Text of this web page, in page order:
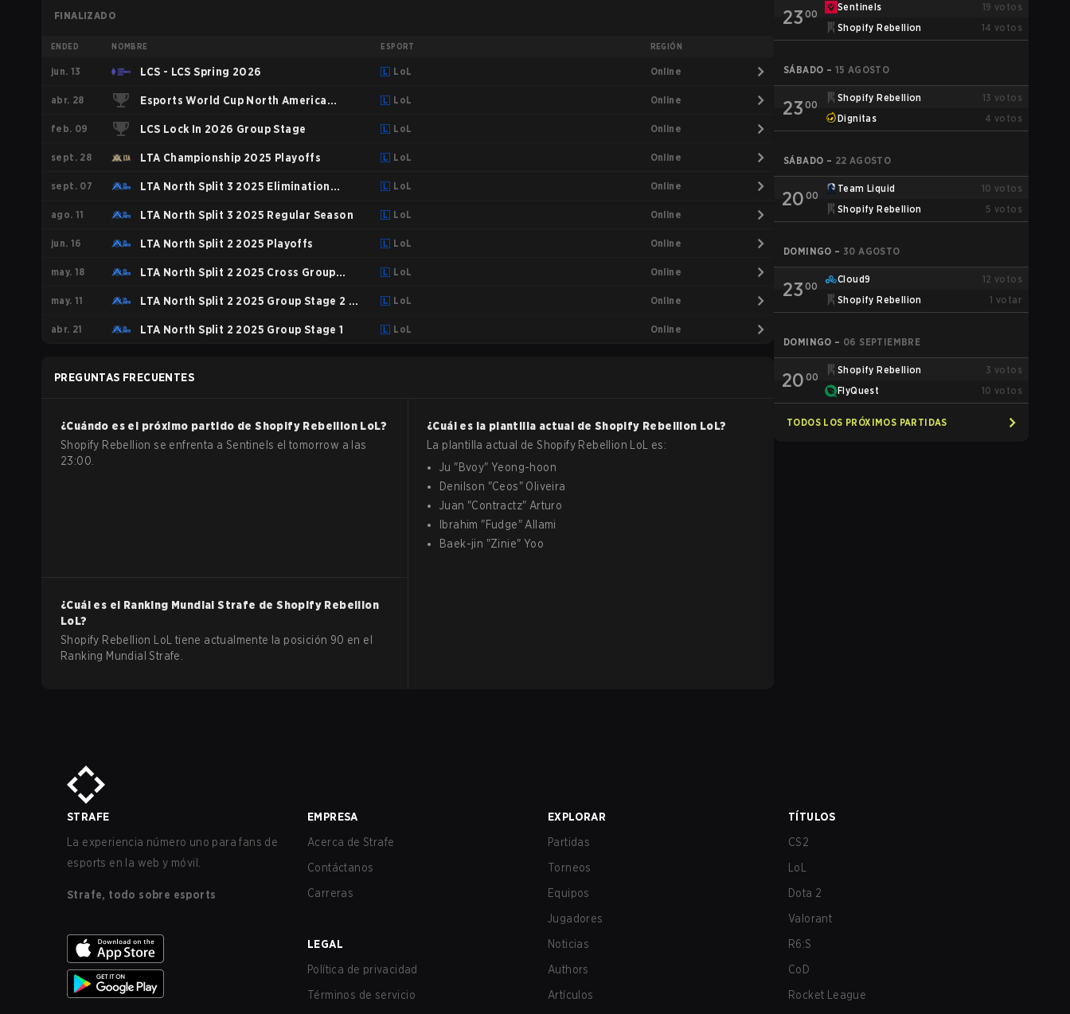
FINALIZADO
ENDED NOMBRE ESPORT REGIÓN
jun. 13 LCS - LCS Spring 2026 LoL Online
abr. 28 Esports World Cup North America
Qualifier
LoL Online
feb. 09 LCS Lock In 2026 Group Stage LoL Online
sept. 28 LTA Championship 2025 Playoffs LoL Online
sept. 07 LTA North Split 3 2025 Elimination
Phase
LoL Online
ago. 11 LTA North Split 3 2025 Regular Season LoL Online
jun. 16 LTA North Split 2 2025 Playoffs LoL Online
may. 18 LTA North Split 2 2025 Cross Group
Stage
LoL Online
may. 11 LTA North Split 2 2025 Group Stage 2 -
Group B
LoL Online
abr. 21 LTA North Split 2 2025 Group Stage 1 LoL Online
PREGUNTAS FRECUENTES
¿Cuándo es el próximo partido deShopify Rebellion LoL?
Shopify Rebellion se enfrenta a Sentinels el tomorrow a las
23:00.
¿Cuál es la plantilla actual de Shopify Rebellion LoL?
La plantilla actual deShopify Rebellion LoL
es:
Ju "Bvoy"Yeong-hoon
Denilson "Ceos" Oliveira
Juan "Contractz" Arturo
Ibrahim "Fudge" Allami
Baek-jin "Zinie" Yoo
¿Cuál es el Ranking Mundial Strafe deShopify Rebellion
LoL?
Shopify Rebellion LoL tiene actualmente la posición 90 en el
Ranking Mundial Strafe.
23 00
Sentinels 19 votos
Shopify Rebellion
14 votos
SÁBADO – 15 AGOSTO
23 00
Shopify Rebellion 13 votos
Dignitas
4 votos
SÁBADO – 22 AGOSTO
20 00
Team Liquid 10 votos
Shopify Rebellion
5 votos
DOMINGO – 30 AGOSTO
23 00
Cloud9 12 votos
Shopify Rebellion
1 votar
DOMINGO – 06 SEPTIEMBRE
20 00
Shopify Rebellion 3 votos
FlyQuest
10 votos
TODOS LOS PRÓXIMOS PARTIDAS
STRAFE
La experiencia número uno para fans de
esports en la web y móvil.
Strafe, todo sobre esports
EMPRESA
Acerca de Strafe
Contáctanos
Carreras
LEGAL
Política de privacidad
Términos de servicio
EXPLORAR
Partidas
Torneos
Equipos
Jugadores
Noticias
Authors
Artículos
TÍTULOS
CS2
LoL
Dota 2
Valorant
R6:S
CoD
Rocket League